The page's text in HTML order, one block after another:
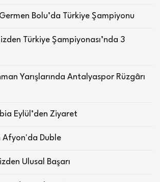
Bolu’da Türkiye Şampiyonu
Türkiye Şampiyonası’nda 3
Yarışlarında Antalyaspor Rüzgârı
Eylül’den Ziyaret
Afyon'da Duble
Ulusal Başarı